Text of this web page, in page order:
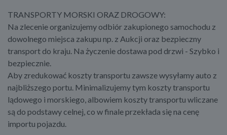
TRANSPORTY MORSKI ORAZ DROGOWY:
Na zlecenie organizujemy odbiór zakupionego samochodu z
dowolnego miejsca zakupu np. z Aukcji oraz bezpieczny
transport do kraju. Na życzenie dostawa pod drzwi - Szybko i
bezpiecznie.
Aby zredukować koszty transportu zawsze wysyłamy auto z
najbliższego portu. Minimalizujemy tym koszty transportu
lądowego i morskiego, albowiem koszty transportu wliczane
są do podstawy celnej, co w finale przekłada się na cenę
importu pojazdu.